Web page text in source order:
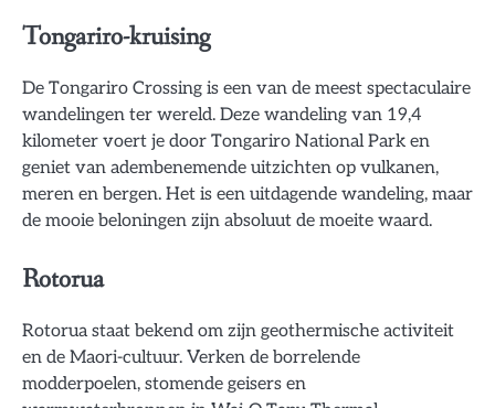
Tongariro-kruising
De Tongariro Crossing is een van de meest spectaculaire
wandelingen ter wereld. Deze wandeling van 19,4
kilometer voert je door Tongariro National Park en
geniet van adembenemende uitzichten op vulkanen,
meren en bergen. Het is een uitdagende wandeling, maar
de mooie beloningen zijn absoluut de moeite waard.
Rotorua
Rotorua staat bekend om zijn geothermische activiteit
en de Maori-cultuur. Verken de borrelende
modderpoelen, stomende geisers en